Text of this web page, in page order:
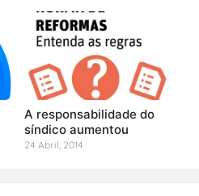
A responsabilidade do
síndico aumentou
24 Abril, 2014